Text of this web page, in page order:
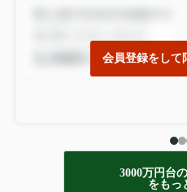
会員登録をして
3000万円台
をもっ